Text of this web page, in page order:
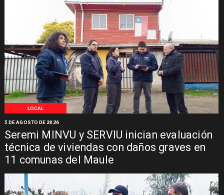
LOCAL
Seremi MINVU y SERVIU inician evaluación
técnica de viviendas con daños graves en
11 comunas del Maule
5 DE AGOSTO DE 2026